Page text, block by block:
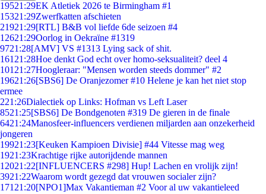
19521:29EK Atletiek 2026 te Birmingham #1
15321:29Zwerfkatten afschieten
21921:29[RTL] B&B vol liefde 6de seizoen #4
12621:29Oorlog in Oekraïne #1319
9721:28[AMV] VS #1313 Lying sack of shit.
161 21:28Hoe denkt God echt over homo-seksualiteit? deel 4
101 21:27Hoogleraar: "Mensen worden steeds dommer" #2
19621:26[SBS6] De Oranjezomer #10 Helene je kan het niet stop
ermee
221:26Dialectiek op Links: Hofman vs Left Laser
8521:25[SBS6] De Bondgenoten #319 De gieren in de finale
6421:24Manosfeer-influencers verdienen miljarden aan onzekerheid
jongeren
19921:23[Keuken Kampioen Divisie] #44 Vitesse mag weg
1921:23Krachtige rijke autorijdende mannen
12021:22[INFLUENCERS #298] Hup! Lachen en vrolijk zijn!
3921:22Waarom wordt gezegd dat vrouwen socialer zijn?
171 21:20[NPO1]Max Vakantieman #2 Voor al uw vakantieleed